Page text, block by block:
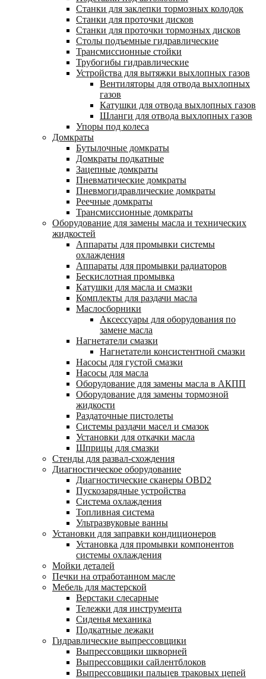
Станки для заклепки тормозных колодок
Станки для проточки дисков
Станки для проточки тормозных дисков
Столы подъемные гидравлические
Трансмиссионные стойки
Трубогибы гидравлические
Устройства для вытяжки выхлопных газов
Вентиляторы для отвода выхлопных
газов
Катушки для отвода выхлопных газов
Шланги для отвода выхлопных газов
Упоры под колеса
Домкраты
Бутылочные домкраты
Домкраты подкатные
Зацепные домкраты
Пневматические домкраты
Пневмогидравлические домкраты
Реечные домкраты
Трансмиссионные домкраты
Оборудование для замены масла и технических
жидкостей
Аппараты для промывки системы
охлаждения
Аппараты для промывки радиаторов
Бескислотная промывка
Катушки для масла и смазки
Комплекты для раздачи масла
Маслосборники
Аксессуары для оборудования по
замене масла
Нагнетатели смазки
Нагнетатели консистентной смазки
Насосы для густой смазки
Насосы для масла
Оборудование для замены масла в АКПП
Оборудование для замены тормозной
жидкости
Раздаточные пистолеты
Системы раздачи масел и смазок
Установки для откачки масла
Шприцы для смазки
Стенды для развал-схождения
Диагностическое оборудование
Диагностические сканеры OBD2
Пускозарядные устройства
Система охлаждения
Топливная система
Ультразвуковые ванны
Установки для заправки кондиционеров
Установка для промывки компонентов
системы охлаждения
Мойки деталей
Печки на отработанном масле
Мебель для мастерской
Верстаки слесарные
Тележки для инструмента
Сиденья механика
Подкатные лежаки
Гидравлические выпрессовщики
Выпрессовщики шкворней
Выпрессовщики сайлентблоков
Выпрессовщики пальцев траковых цепей